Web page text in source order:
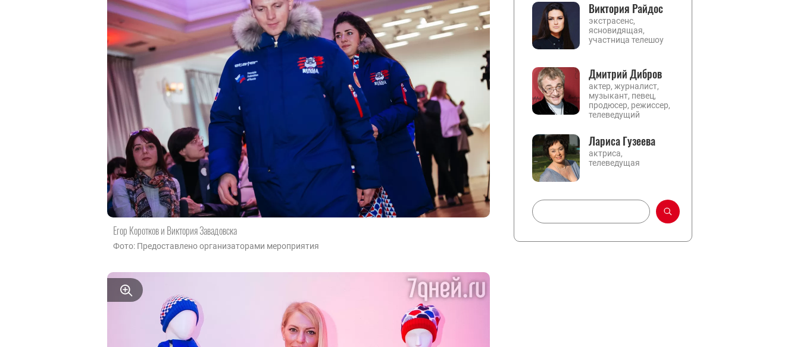
Егор Коротков и Виктория Завадовска
Фото: Предоставлено организаторами мероприятия
Виктория Райдос
экстрасенс,
ясновидящая,
участница телешоу
Дмитрий Дибров
актер, журналист,
музыкант, певец,
продюсер, режиссер,
телеведущий
Лариса Гузеева
актриса,
телеведущая